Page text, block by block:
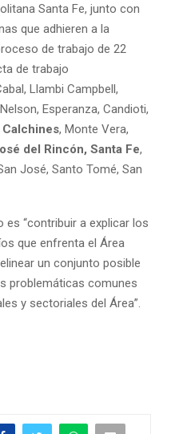
Santa Fe, junto con
que adhieren a la
de trabajo de 22
de trabajo
Llambi Campbell,
Esperanza, Candioti,
Calchines, Monte Vera,
del Rincón, Santa Fe,
José, Santo Tomé, San
es “contribuir a explicar los
que enfrenta el Área
un conjunto posible
problemáticas comunes
y sectoriales del Área”.